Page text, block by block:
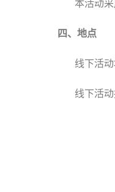
本活动采
四、地点
线下活动
线下活动